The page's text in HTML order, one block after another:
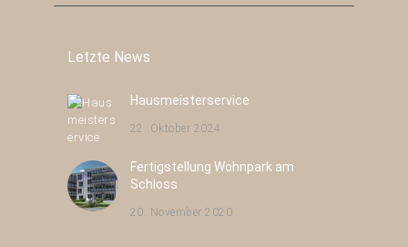
Letzte News
Hausmeisterservice
22. Oktober 2024
Fertigstellung Wohnpark am
Schloss
20. November 2020